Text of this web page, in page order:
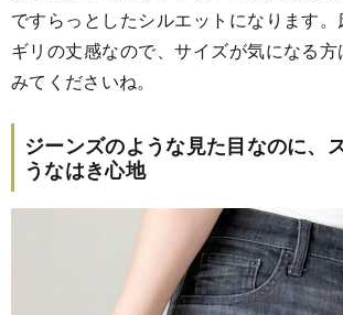
ですらっとしたシルエットになります。
ギリの丈感なので、サイズが気になる
みてくださいね。
ジーンズのような見た目なのに、
うなはき心地